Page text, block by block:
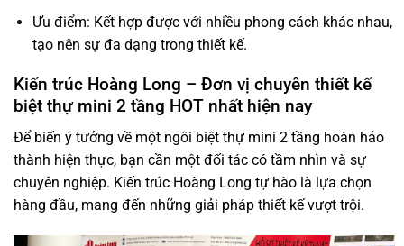
Ưu điểm: Kết hợp được với nhiều phong cách khác nhau,
tạo nên sự đa dạng trong thiết kế.
Kiến trúc Hoàng Long – Đơn vị chuyên thiết kế
biệt thự mini 2 tầng HOT nhất hiện nay
Để biến ý tưởng về một ngôi biệt thự mini 2 tầng hoàn hảo
thành hiện thực, bạn cần một đối tác có tầm nhìn và sự
chuyên nghiệp. Kiến trúc Hoàng Long tự hào là lựa chọn
hàng đầu, mang đến những giải pháp thiết kế vượt trội.